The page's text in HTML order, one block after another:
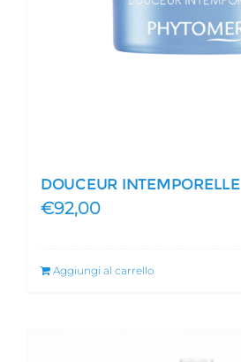
DOUCEUR INTEMPORELLE
€92,00
Aggiungi al carrello